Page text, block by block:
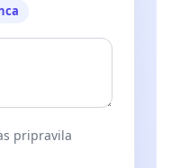
pripravila